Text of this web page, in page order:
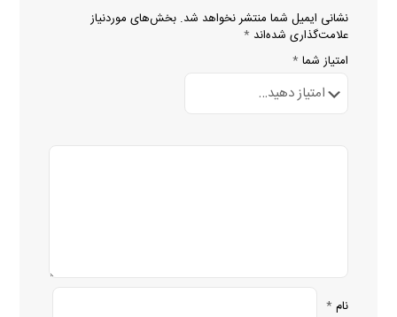
نشانی ایمیل شما منتشر نخواهد شد. بخش‌های موردنیاز
علامت‌گذاری شده‌اند *
امتیاز شما *
نام *